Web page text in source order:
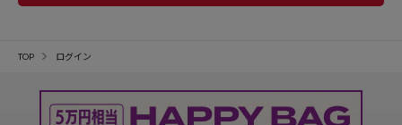
TOP ログイン